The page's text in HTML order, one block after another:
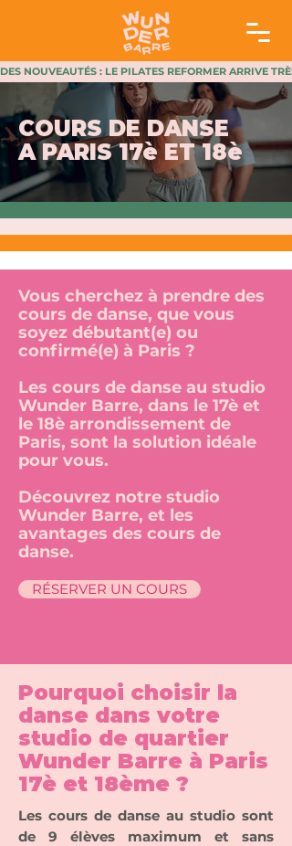
DES NOUVEAUTÉS : LE PILATES REFORMER ARRIVE
​COURS DE DANSE
A PARIS 17è ET 18è
Vous cherchez à prendre des
cours de danse, que vous
soyez débutant(e) ou
confirmé(e) à Paris ?
Les cours de danse au studio
Wunder Barre, dans le 17è et
le 18è arrondissement de
Paris, sont la solution idéale
pour vous.
Découvrez notre studio
Wunder Barre, et les
avantages des cours de
danse.
RÉSERVER UN COURS
Pourquoi choisir la
danse dans votre
studio de quartier
Wunder Barre à Paris
17è et 18ème ?
Les cours de danse au studio sont
de 9 élèves maximum et sans